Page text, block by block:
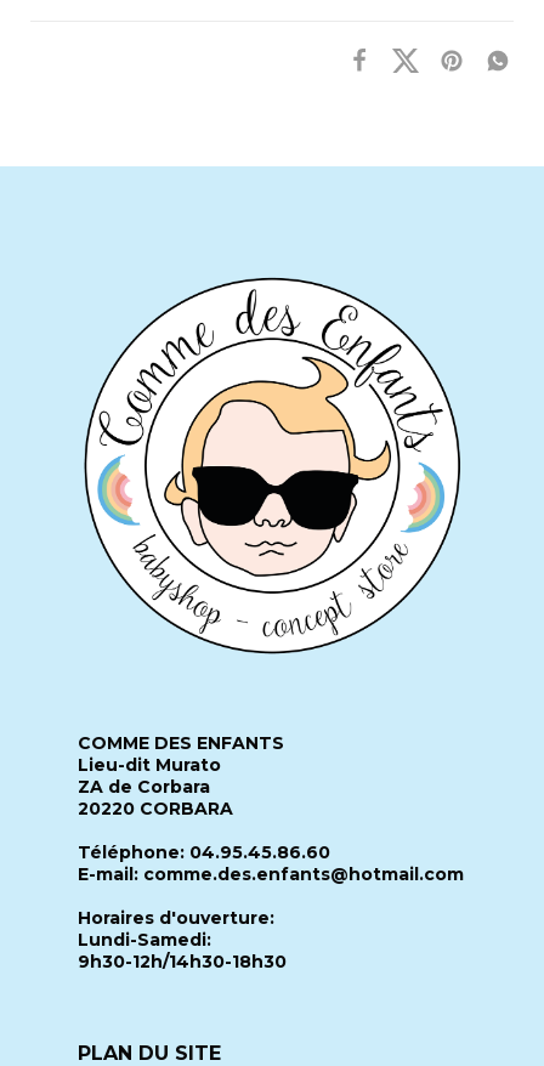
COMME DES ENFANTS
Lieu-dit Murato
ZA de Corbara
20220 CORBARA
Téléphone: 04.95.45.86.60
E-mail: comme.des.enfants@hotmail.com
Horaires d'ouverture:
Lundi-Samedi:
9h30-12h/14h30-18h30
PLAN DU SITE